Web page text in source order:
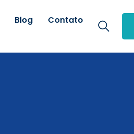
Blog Contato